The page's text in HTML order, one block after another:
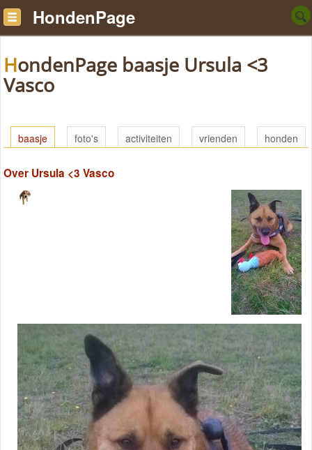
HondenPage
HondenPage baasje Ursula <3
Vasco
baasje foto's activiteiten vrienden honden
Over Ursula <3 Vasco